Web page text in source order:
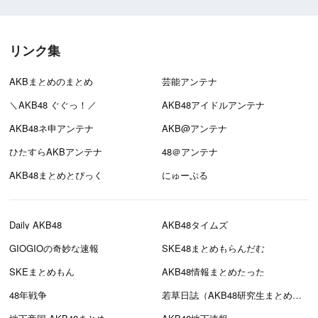
リンク集
AKBまとめのまとめ
芸能アンテナ
＼AKB48 ぐぐっ！／
AKB48アイドルアンテナ
AKB48ネ申アンテナ
AKB@アンテナ
ひたすらAKBアンテナ
48＠アンテナ
AKB48まとめとぴっく
にゅーぷる
Daily AKB48
AKB48タイムズ
GIOGIOの奇妙な速報
SKE48まとめもらんだむ
SKEまとめもん
AKB48情報まとめたった
48年戦争
若草日誌（AKB48研究生まとめブログ）